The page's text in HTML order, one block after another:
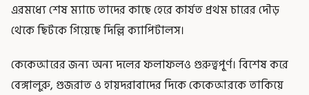
এরমধ্যে শেষ ম্যাচে তাদের কাছে হেরে কার্যত প্রথম চারের দৌড়
থেকে ছিটকে গিয়েছে দিল্লি ক্যাপিটালস।
কেকেআরের জন্য অন্য দলের ফলাফলও গুরুত্বপূ্র্ণ। বিশেষ করে
বেঙ্গালুরু, গুজরাত ও হায়দরাবাদের দিকে কেকেআরকে তাকিয়ে